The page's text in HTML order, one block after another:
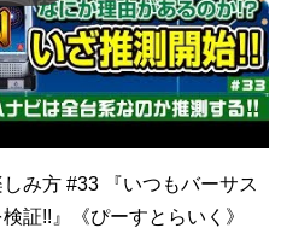
み方 #33 『いつもバーサス
証!!』《ぴーすとらいく》